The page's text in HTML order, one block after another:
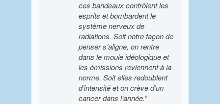
ces bandeaux contrôlent les
esprits et bombardent le
système nerveux de
radiations. Soit notre façon de
penser s’aligne, on rentre
dans le moule idéologique et
les émissions reviennent à la
norme. Soit elles redoublent
d’intensité et on crève d’un
cancer dans l’année.”